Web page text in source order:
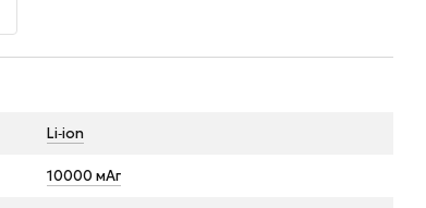
Li‑ion
10000 мАг